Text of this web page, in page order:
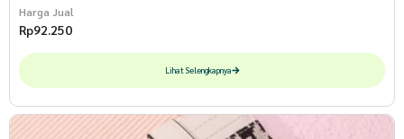
Harga Jual
Rp92.250
Lihat Selengkapnya